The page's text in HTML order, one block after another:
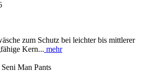
zum Schutz bei leichter bis mittlerer
Kern... mehr
Man Pants